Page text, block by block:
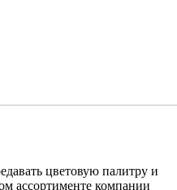
цветовую палитру и
ассортименте компании